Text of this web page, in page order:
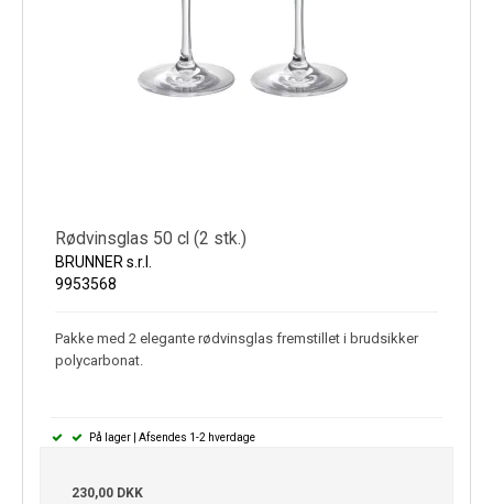
Rødvinsglas 50 cl (2 stk.)
BRUNNER s.r.l.
9953568
Pakke med 2 elegante rødvinsglas fremstillet i brudsikker
polycarbonat.
På lager | Afsendes 1-2 hverdage
230,00 DKK